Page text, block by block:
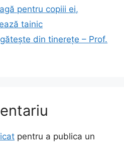
pentru copiii ei,
tainic
din tinerețe – Prof.
pentru a publica un